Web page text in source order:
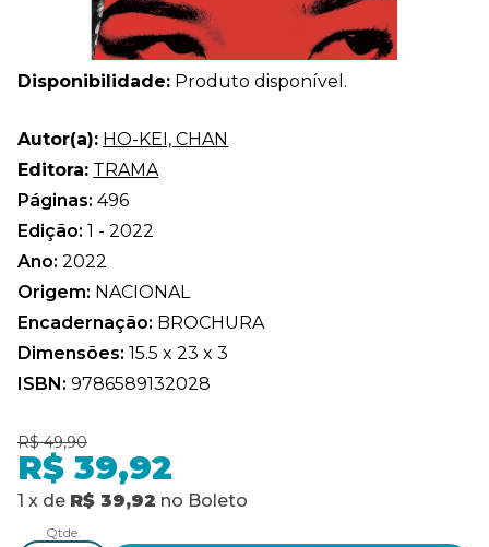
Disponibilidade: Produto disponível.
Autor(a): HO-KEI, CHAN
Editora: TRAMA
Páginas: 496
Edição: 1 - 2022
Ano: 2022
Origem: NACIONAL
Encadernação: BROCHURA
Dimensões: 15.5 x 23 x 3
ISBN: 9786589132028
R$ 49,90
R$ 39,92
1 x de R$ 39,92 no Boleto
Qtde.